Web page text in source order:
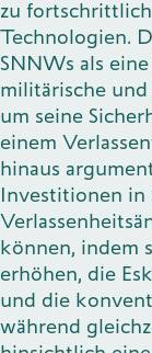
zu
Technologien.
SNNWs als
militärische
um seine
einem
hinaus
Investitionen in
können, indem
erhöhen, die
und die
während